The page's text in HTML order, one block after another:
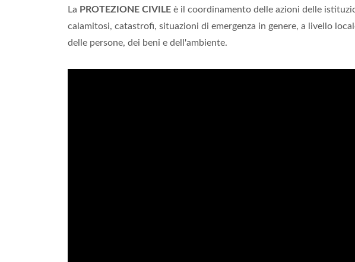
La PROTEZIONE CIVILE è il coordinamento delle azioni delle
calamitosi, catastrofi, situazioni di emergenza in genere, a livello
delle persone, dei beni e dell'ambiente.